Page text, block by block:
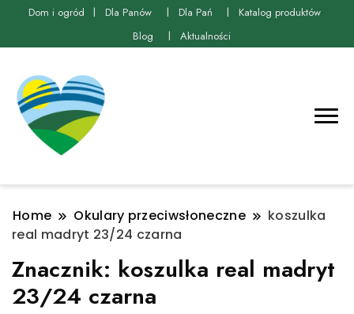
Dom i ogród Dla Panów Dla Pań
Katalog produktów
Blog
Aktualności
Home Okulary przeciwsłoneczne
koszulka
real madryt 23/24 czarna
Znacznik: koszulka real madryt
23/24 czarna